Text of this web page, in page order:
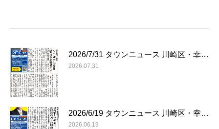
2026/7/31 タウンニュース 川崎区・幸…
2026.07.31
2026/6/19 タウンニュース 川崎区・幸…
2026.06.19